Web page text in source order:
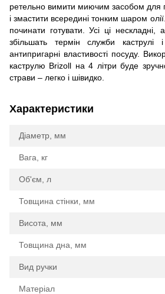
ретельно вимити миючим засобом для
і змастити всередині тонким шаром
починати готувати. Усі ці нескладні,
збільшать термін служби каструлі і
антипригарні властивості посуду.
каструлю Brizoll на 4 літри буде
страви – легко і шівидко.
Характеристики
Діаметр, мм
Вага, кг
Об'єм, л
Товщина стінки, мм
Висота, мм
Товщина дна, мм
Вид ручки
Матеріал